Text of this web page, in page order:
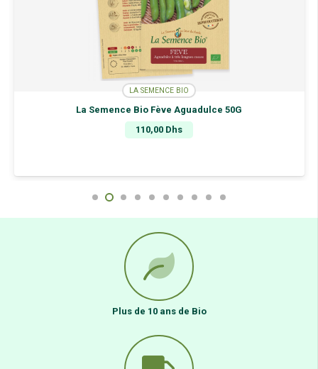
LA SEMENCE BIO
La Semence Bio Fève Aguadulce 50G
110,00 Dhs
Plus de 10 ans de Bio